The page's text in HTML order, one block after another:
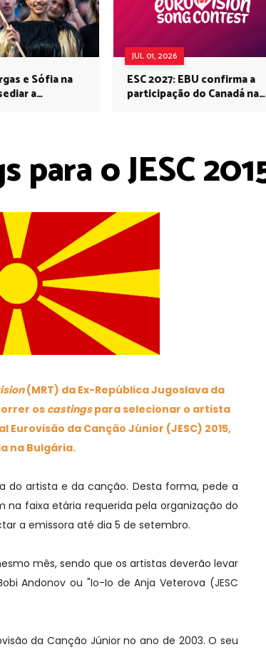
e Sófia na
a
JUL 01, 2026
ESC 2027: EBU confirma a
participação do Canadá na
para o JESC
(MRT) da Ex-República Jugoslava da
os castingspara selecionar o artista
da Canção Júnior (JESC) 2015,
na Bulgária.
do artista e da canção. Desta forma, pede a
na faixa etária requerida pela organização do
a emissora até dia 5 de setembro.
mês, sendo que os artistas deverão levar
Andonov ou "Io-Io de Anja Veterova (JESC
da Canção Júnior no ano de 2003. O seu